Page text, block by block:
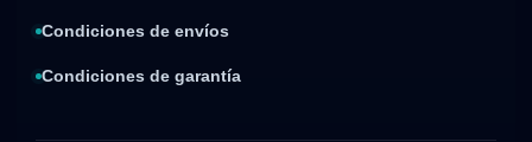
Condiciones de envíos
Condiciones de garantía